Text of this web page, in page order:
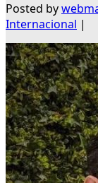
Posted by
Internacional |